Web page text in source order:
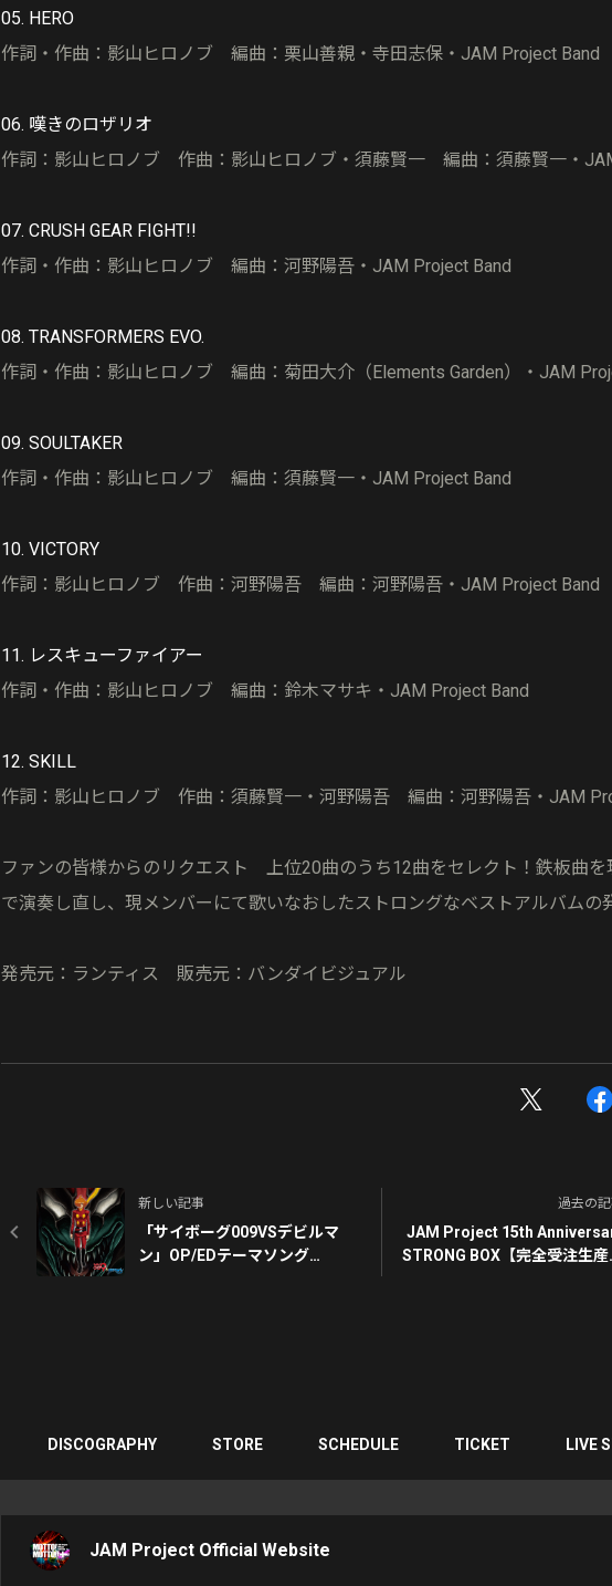
05. HERO
作詞・作曲：影山ヒロノブ 編曲：栗山善親・寺田志保・JAM Project Band
06. 嘆きのロザリオ
作詞：影山ヒロノブ 作曲：影山ヒロノブ・須藤賢一 編曲：須藤賢一・
07. CRUSH GEAR FIGHT!!
作詞・作曲：影山ヒロノブ 編曲：河野陽吾・JAM Project Band
08. TRANSFORMERS EVO.
作詞・作曲：影山ヒロノブ 編曲：菊田大介（Elements Garden）・JAM
09. SOULTAKER
作詞・作曲：影山ヒロノブ 編曲：須藤賢一・JAM Project Band
10. VICTORY
作詞：影山ヒロノブ 作曲：河野陽吾 編曲：河野陽吾・JAM Project Band
11. レスキューファイアー
作詞・作曲：影山ヒロノブ 編曲：鈴木マサキ・JAM Project Band
12. SKILL
作詞：影山ヒロノブ 作曲：須藤賢一・河野陽吾 編曲：河野陽吾・JAM
ファンの皆様からのリクエスト 上位20曲のうち12曲をセレクト！鉄板曲を
で演奏し直し、現メンバーにて歌いなおしたストロングなベストアルバムの
発売元：ランティス 販売元：バンダイビジュアル
新しい記事
「サイボーグ009VSデビルマ
ン」OP/EDテーマソング
過去の
JAM Project 15th
STRONG BOX【完全受注生産
DISCOGRAPHY STORE SCHEDULE TICKET LIVE
JAM Project Official Website